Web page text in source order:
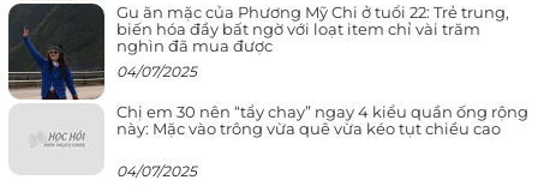
Gu ăn mặc của Phương Mỹ Chi ở tuổi 22: Trẻ trung,
biến hóa đầy bất ngờ với loạt item chỉ vài trăm
nghìn đã mua được
04/07/2025
Chị em 30 nên “tẩy chay” ngay 4 kiểu quần ống rộng
này: Mặc vào trông vừa quê vừa kéo tụt chiều cao
04/07/2025